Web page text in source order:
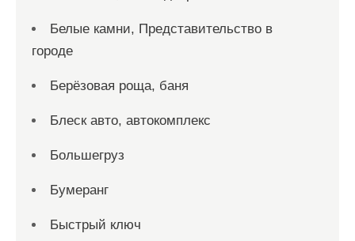
Белые камни, Представительство в
городе
Берёзовая роща, баня
Блеск авто, автокомплекс
Большегруз
Бумеранг
Быстрый ключ